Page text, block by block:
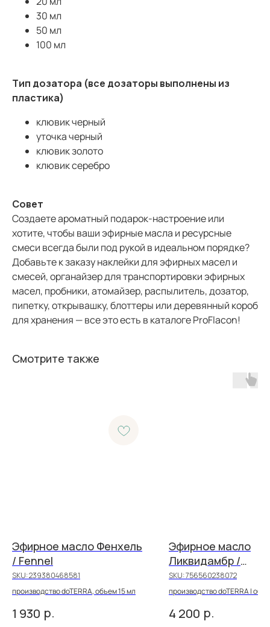
30 мл
50 мл
100 мл
Тип дозатора (все дозаторы выполнены из
пластика)
клювик черный
уточка черный
клювик золото
клювик серебро
Совет
Создаете ароматный подарок-настроение или
хотите, чтобы ваши эфирные масла и ресурсные
смеси всегда были под рукой в идеальном порядке?
Добавьте к заказу наклейки для эфирных масел и
смесей, органайзер для транспортировки эфирных
масел, пробники, атомайзер, распылитель, дозатор,
пипетку, открывашку, блоттеры или деревянный короб
для хранения — все это есть в каталоге ProFlacon!
Смотрите также
Эфирное масло Фенхель
/ Fennel
SKU:239380468581
производство doTERRA, объем 15 мл
1 930 р.
Эфирное масло
Ликвидамбр /
Liquidambar
SKU:756560238072
производство doTERRA |
4 200 р.